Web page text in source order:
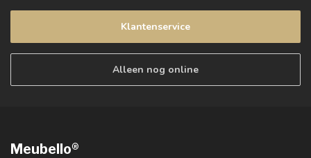
Klantenservice
Alleen nog online
Meubello®